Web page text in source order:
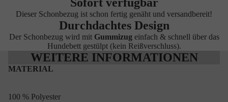
Dieser Schonbezug ist schon fertig genäht und versandbereit!
Durchdachtes Design
Der Schonbezug wird mit Gummizug einfach & schnell über das
Hundebett gestülpt (kein Reißverschluss).
WEITERE INFORMATIONEN
MATERIAL
100 % Polyester